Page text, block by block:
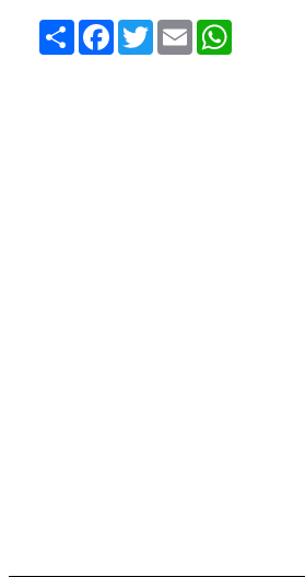
Compartilhar
Facebook
TwitterEmail